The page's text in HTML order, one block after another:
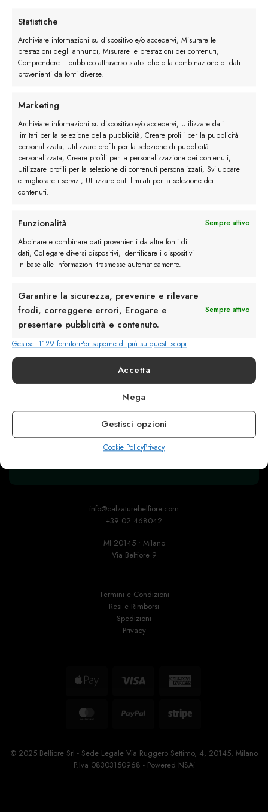
Statistiche
Archiviare informazioni su dispositivo e/o accedervi, Misurare le
prestazioni degli annunci, Misurare le prestazioni dei contenuti,
Comprendere il pubblico attraverso statistiche o la combinazione di dati
provenienti da fonti diverse.
Marketing
Archiviare informazioni su dispositivo e/o accedervi, Utilizzare dati
limitati per la selezione della pubblicità, Creare profili per la pubblicità
personalizzata, Utilizzare profili per la selezione di pubblicità
personalizzata, Creare profili per la personalizzazione dei contenuti,
Utilizzare profili per la selezione di contenuti personalizzati, Sviluppare
e migliorare i servizi, Utilizzare dati limitati per la selezione dei
contenuti.
Funzionalità
Sempre attivo
Abbinare e combinare dati provenienti da altre fonti di
dati, Collegare diversi dispositivi, Identificare i dispositivi
in base alle informazioni trasmesse automaticamente.
Garantire la sicurezza, prevenire e rilevare
frodi, correggere errori, Erogare e
presentare pubblicità e contenuto.
Sempre attivo
Gestisci 1129 fornitoriPer saperne di più su questi scopi
Accetta
Nega
Gestisci opzioni
Cookie PolicyPrivacy
Portofino Stringata quantità
Descrizione
Maggiori dettagli
Recensioni (0)
Rimani in contatto con noi
Servizio Clienti
info@calzaturebelfiore.com
+39 02 468042
MI 20145 • Milano
Via Belfiore 9
Termini e Condizioni
Resi e Rimborsi
Spedizioni
Privacy
Apple
Visa
American
MasterCardPayPal Stripe
© 2025 Belfiore Srl - Sede Legale Via Ruggero Settimo, 4, 20145, Milano
P.Iva 08303150968 - Powered NSAi